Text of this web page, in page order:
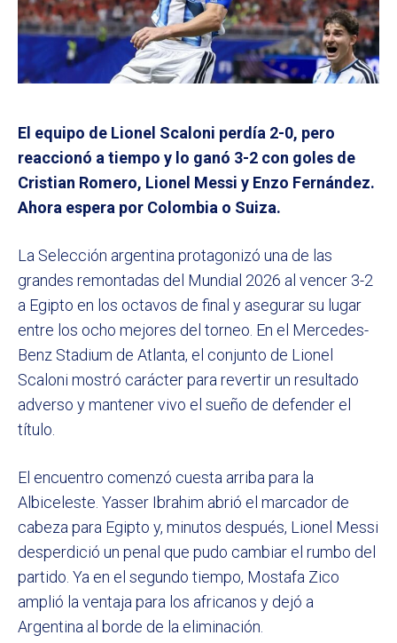
El equipo de Lionel Scaloni perdía 2-0, pero
reaccionó a tiempo y lo ganó 3-2 con goles de
Cristian Romero, Lionel Messi y Enzo Fernández.
Ahora espera por Colombia o Suiza.
La Selección argentina protagonizó una de las
grandes remontadas del Mundial 2026 al vencer 3-2
a Egipto en los octavos de final y asegurar su lugar
entre los ocho mejores del torneo. En el Mercedes-
Benz Stadium de Atlanta, el conjunto de Lionel
Scaloni mostró carácter para revertir un resultado
adverso y mantener vivo el sueño de defender el
título.
El encuentro comenzó cuesta arriba para la
Albiceleste. Yasser Ibrahim abrió el marcador de
cabeza para Egipto y, minutos después, Lionel Messi
desperdició un penal que pudo cambiar el rumbo del
partido. Ya en el segundo tiempo, Mostafa Zico
amplió la ventaja para los africanos y dejó a
Argentina al borde de la eliminación.